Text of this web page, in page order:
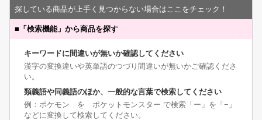
探している商品が上手く見つからない場合はここをチェック！
■ 「検索機能」から商品を探す
キーワードに間違いが無いか確認してください
漢字の変換違いや英単語のつづり間違いが無いかご確認くださ
い。
類義語や同義語のほか、一般的な言葉で検索してください
例：ポケモン を ポケットモンスター で検索「ー」を「−」
などに変換して検索してください。